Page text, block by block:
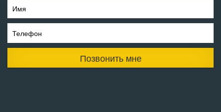
Имя
Телефон
Позвонить мне